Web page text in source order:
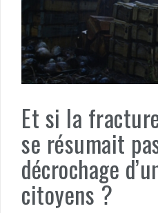
Et si la
se résumait
décrochage
citoyens ?